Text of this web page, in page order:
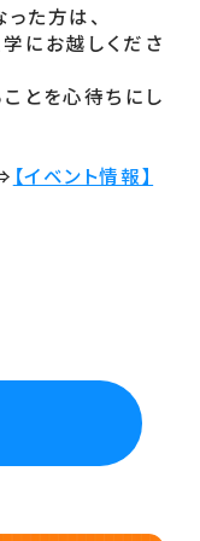
た方は、
にお越しくださ
とを心待ちにし
【イベント情報】